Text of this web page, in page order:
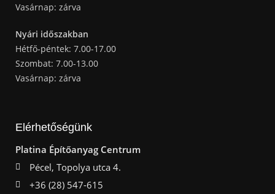
Vasárnap: zárva
Nyári időszakban
Hétfő-péntek: 7.00-17.00
Szombat: 7.00-13.00
Vasárnap: zárva
Elérhetőségünk
Platina Építőanyag Centrum
Pécel, Topolya utca 4.
+36 (28) 547-615